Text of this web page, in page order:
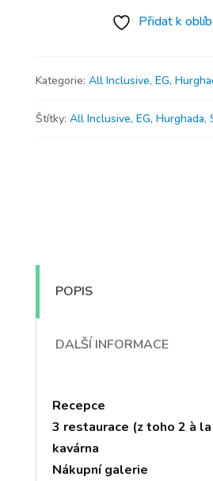
Přidat k
Kategorie: All Inclusive, EG,
Štítky: All Inclusive, EG, Hurghada,
POPIS
DALŠÍ INFORMACE
Recepce
3 restaurace (z toho 2 à
kavárna
Nákupní galerie